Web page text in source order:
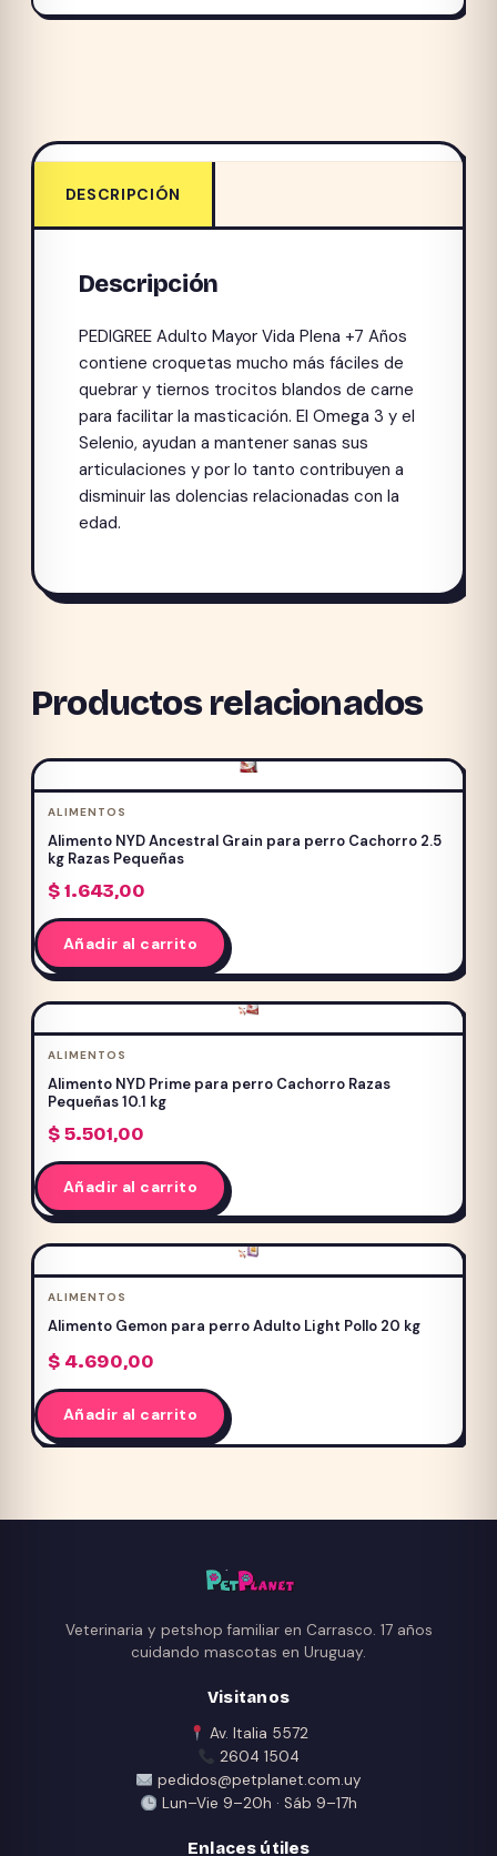
DESCRIPCIÓN
Descripción
PEDIGREE Adulto Mayor Vida Plena +7 Años
contiene croquetas mucho más fáciles de
quebrar y tiernos trocitos blandos de carne
para facilitar la masticación. El Omega 3 y el
Selenio, ayudan a mantener sanas sus
articulaciones y por lo tanto contribuyen a
disminuir las dolencias relacionadas con la
edad.
Productos relacionados
ALIMENTOS
Alimento NYD Ancestral Grain para perro Cachorro 2.5
kg Razas Pequeñas
$1.643,00
Añadir al carrito
ALIMENTOS
Alimento NYD Prime para perro Cachorro Razas
Pequeñas 10.1 kg
$5.501,00
Añadir al carrito
ALIMENTOS
Alimento Gemon para perro Adulto Light Pollo 20 kg
$4.690,00
Añadir al carrito
Veterinaria y petshop familiar en Carrasco. 17 años
cuidando mascotas en Uruguay.
Visitanos
Av. Italia 5572
2604 1504
pedidos@petplanet.com.uy
Lun–Vie 9–20h · Sáb 9–17h
Enlaces útiles